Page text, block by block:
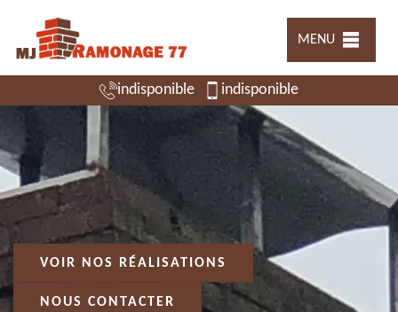
MENU
indisponible indisponible
VOIR NOS RÉALISATIONS
NOUS CONTACTER